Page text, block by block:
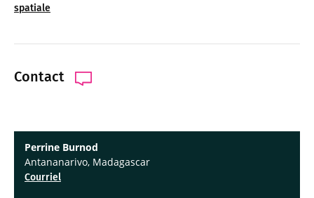
spatiale
Contact
Perrine Burnod
Antananarivo, Madagascar
Courriel